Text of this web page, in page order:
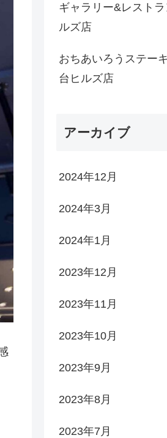
ギャラリー&レスト
ルズ店
おちあいろうステー
台ヒルズ店
アーカイブ
2024年12月
2024年3月
2024年1月
2023年12月
2023年11月
2023年10月
2023年9月
2023年8月
2023年7月